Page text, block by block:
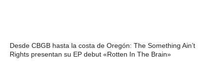
Desde CBGB hasta la costa de Oregón: The Something Ain’t
Rights presentan su EP debut «Rotten In The Brain»